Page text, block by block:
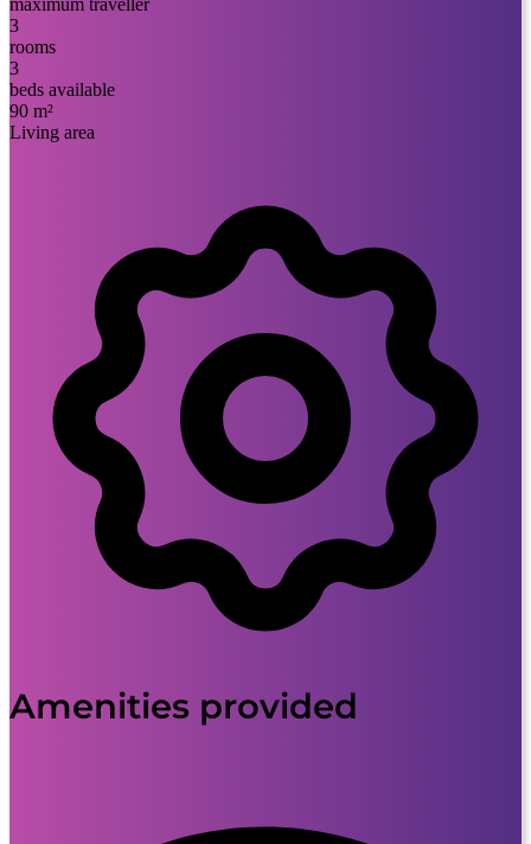
maximum traveller
3
rooms
3
beds available
90 m²
Living area
Amenities provided